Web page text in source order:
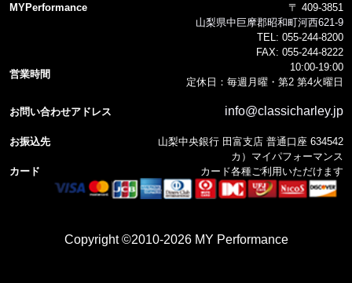
MYPerformance
〒 409-3851
山梨県中巨摩郡昭和町河西621-9
TEL: 055-244-8200
FAX: 055-244-8222
営業時間
10:00-19:00
定休日：毎週月曜・第2 第4火曜日
お問い合わせアドレス info@classicharley.jp
お振込先
山梨中央銀行 田富支店 普通口座 634542
カ）マイパフォーマンス
カード
カード各種ご利用いただけます
Copyright ©2010-2026 MY Performance